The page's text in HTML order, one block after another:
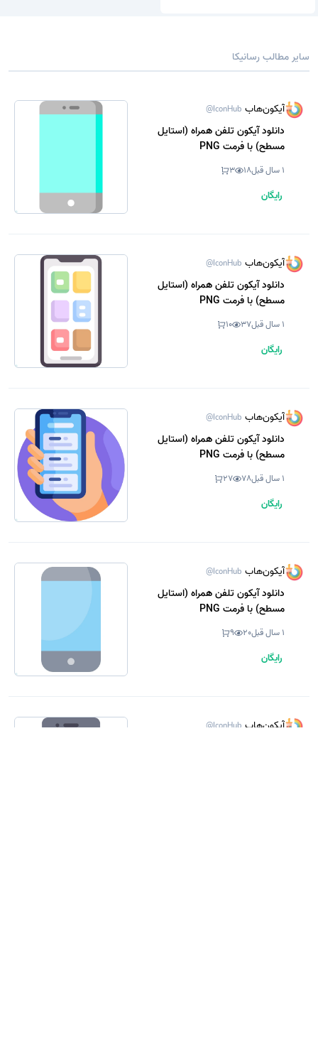
سایر مطالب رسانیکا
آیکون‌هاب @IconHub
دانلود آیکون تلفن همراه (استایل
مسطح) با فرمت PNG
1 سال قبل 18
3
رایگان
آیکون‌هاب @IconHub
دانلود آیکون تلفن همراه (استایل
مسطح) با فرمت PNG
1 سال قبل 37
10
رایگان
آیکون‌هاب @IconHub
دانلود آیکون تلفن همراه (استایل
مسطح) با فرمت PNG
1 سال قبل 78
27
رایگان
آیکون‌هاب @IconHub
دانلود آیکون تلفن همراه (استایل
مسطح) با فرمت PNG
1 سال قبل 20
9
رایگان
آیکون‌هاب @IconHub